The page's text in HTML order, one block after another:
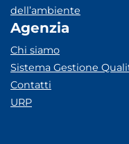
dell’ambiente
Agenzia
Chi siamo
Sistema Gestione
Contatti
URP